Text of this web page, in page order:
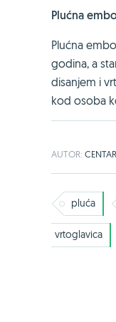
Plućna
Plućna
godina, a
disanjem i
kod osoba
AUTOR:
pluća
vrtoglavica